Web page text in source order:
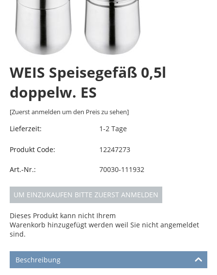
WEIS Speisegefäß 0,5l
doppelw. ES
[Zuerst anmelden um den Preis zu sehen]
Lieferzeit: 1-2 Tage
Produkt Code: 12247273
Art.-Nr.: 70030-111932
UM EINZUKAUFEN BITTE ZUERST ANMELDEN
Dieses Produkt kann nicht Ihrem
Warenkorb hinzugefügt werden weil Sie nicht angemeldet
sind.
Beschreibung